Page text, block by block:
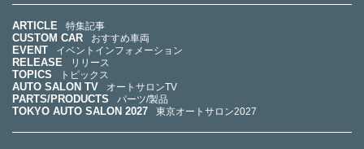
ARTICLE 特集記事
CUSTOM CAR おすすめ車両
EVENT イベントインフォメーション
RELEASE リリース
TOPICS トピックス
AUTO SALON TV オートサロンTV
PARTS/PRODUCTS パーツ/製品
TOKYO AUTO SALON 2027 東京オートサロン2027